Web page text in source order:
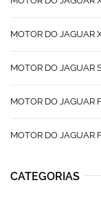
MOTOR DO JAGUAR
MOTOR DO JAGUAR
MOTOR DO JAGUAR
MOTOR DO JAGUAR
CATEGORIAS